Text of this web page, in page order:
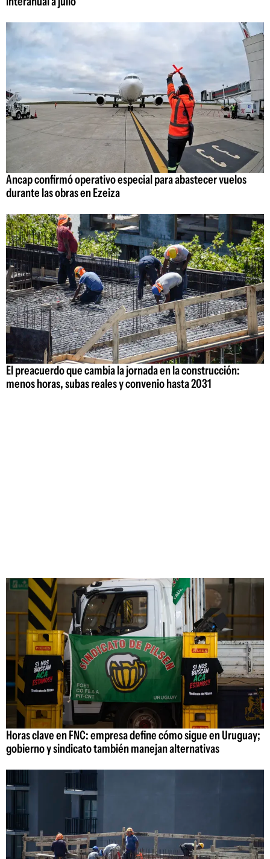
Ancap confirmó operativo especial para abastecer vuelos
durante las obras en Ezeiza
El preacuerdo que cambia la jornada en la construcción:
menos horas, subas reales y convenio hasta 2031
Horas clave en FNC: empresa define cómo sigue en Uruguay;
gobierno y sindicato también manejan alternativas